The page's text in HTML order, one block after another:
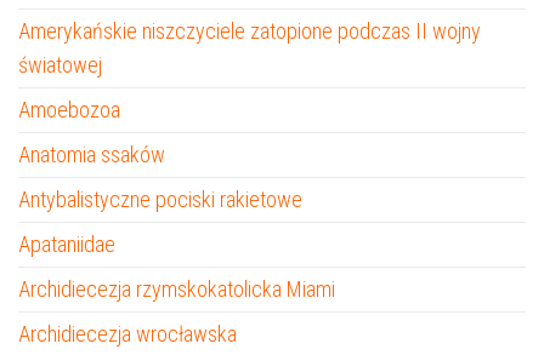
Amerykańskie niszczyciele zatopione podczas II wojny
światowej
Amoebozoa
Anatomia ssaków
Antybalistyczne pociski rakietowe
Apataniidae
Archidiecezja rzymskokatolicka Miami
Archidiecezja wrocławska